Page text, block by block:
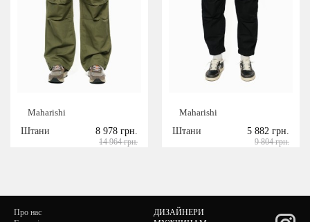
Maharishi
Штани
8 978 грн.
14 964 грн.
Maharishi
Штани
5 882 грн.
9 804 грн.
Про нас
ДИЗАЙНЕРИ